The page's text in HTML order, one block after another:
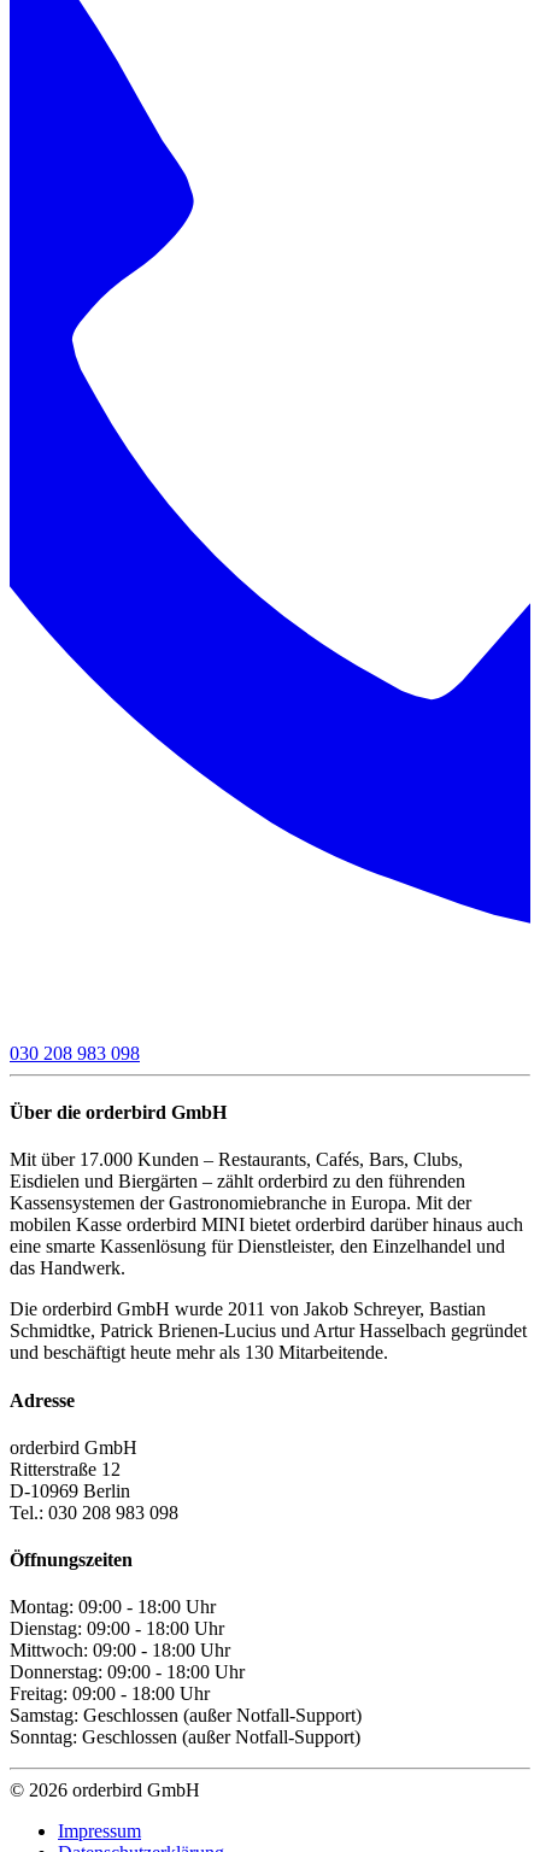
030 208 983 098
Über die orderbird GmbH
Mit über 17.000 Kunden – Restaurants, Cafés, Bars, Clubs,
Eisdielen und Biergärten – zählt orderbird zu den führenden
Kassensystemen der Gastronomiebranche in Europa. Mit der
mobilen Kasse orderbird MINI bietet orderbird darüber hinaus auch
eine smarte Kassenlösung für Dienstleister, den Einzelhandel und
das Handwerk.
Die orderbird GmbH wurde 2011 von Jakob Schreyer, Bastian
Schmidtke, Patrick Brienen-Lucius und Artur Hasselbach gegründet
und beschäftigt heute mehr als 130 Mitarbeitende.
Adresse
orderbird GmbH
Ritterstraße 12
D-10969 Berlin
Tel.: 030 208 983 098
Öffnungszeiten
Montag: 09:00 - 18:00 Uhr
Dienstag: 09:00 - 18:00 Uhr
Mittwoch: 09:00 - 18:00 Uhr
Donnerstag: 09:00 - 18:00 Uhr
Freitag: 09:00 - 18:00 Uhr
Samstag: Geschlossen (außer Notfall-Support)
Sonntag: Geschlossen (außer Notfall-Support)
© 2026 orderbird GmbH
Impressum